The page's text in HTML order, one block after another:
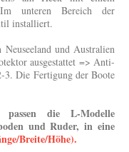
Im unteren Bereich der
installiert.
und Australien
ausgestattet => Anti-
3. Die Fertigung der Boote
passen die L-Modelle
und Ruder, in eine
Breite/Höhe).